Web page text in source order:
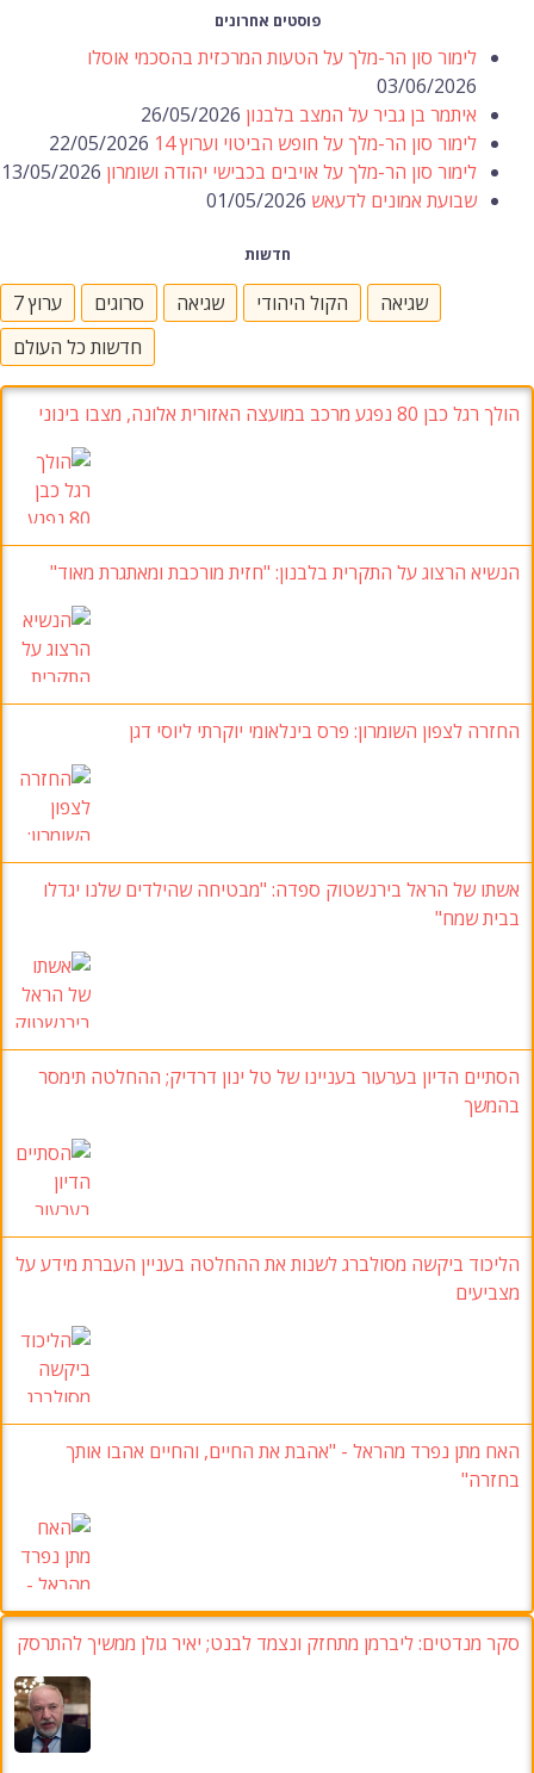
פוסטים אחרונים
לימור סון הר-מלך על הטעות המרכזית בהסכמי אוסלו
03/06/2026
איתמר בן גביר על המצב בלבנון 26/05/2026
לימור סון הר-מלך על חופש הביטוי וערוץ 14
22/05/2026
לימור סון הר-מלך על אויבים בכבישי יהודה ושומרון 13/05/2026
שבועת אמונים לדעאש 01/05/2026
חדשות
ערוץ 7 סרוגים שגיאה הקול היהודי
שגיאה
חדשות כל העולם
הולך רגל כבן 80 נפגע מרכב במועצה האזורית אלונה, מצבו בינוני
הנשיא הרצוג על התקרית בלבנון: "חזית מורכבת ומאתגרת מאוד"
החזרה לצפון השומרון: פרס בינלאומי יוקרתי ליוסי דגן
אשתו של הראל בירנשטוק ספדה: "מבטיחה שהילדים שלנו יגדלו
בבית שמח"
הסתיים הדיון בערעור בעניינו של טל ינון דרדיק; ההחלטה תימסר
בהמשך
הליכוד ביקשה מסולברג לשנות את ההחלטה בעניין העברת מידע על
מצביעים
האח מתן נפרד מהראל - "אהבת את החיים, והחיים אהבו אותך
בחזרה"
סקר מנדטים:ליברמן מתחזק ונצמד לבנט; יאיר גולן ממשיך להתרסק